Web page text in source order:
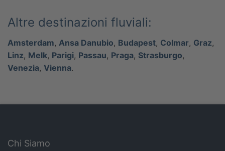
Altre destinazioni fluviali:
Amsterdam, Ansa Danubio, Budapest, Colmar, Graz,
Linz, Melk, Parigi, Passau, Praga, Strasburgo,
Venezia, Vienna.
Chi Siamo